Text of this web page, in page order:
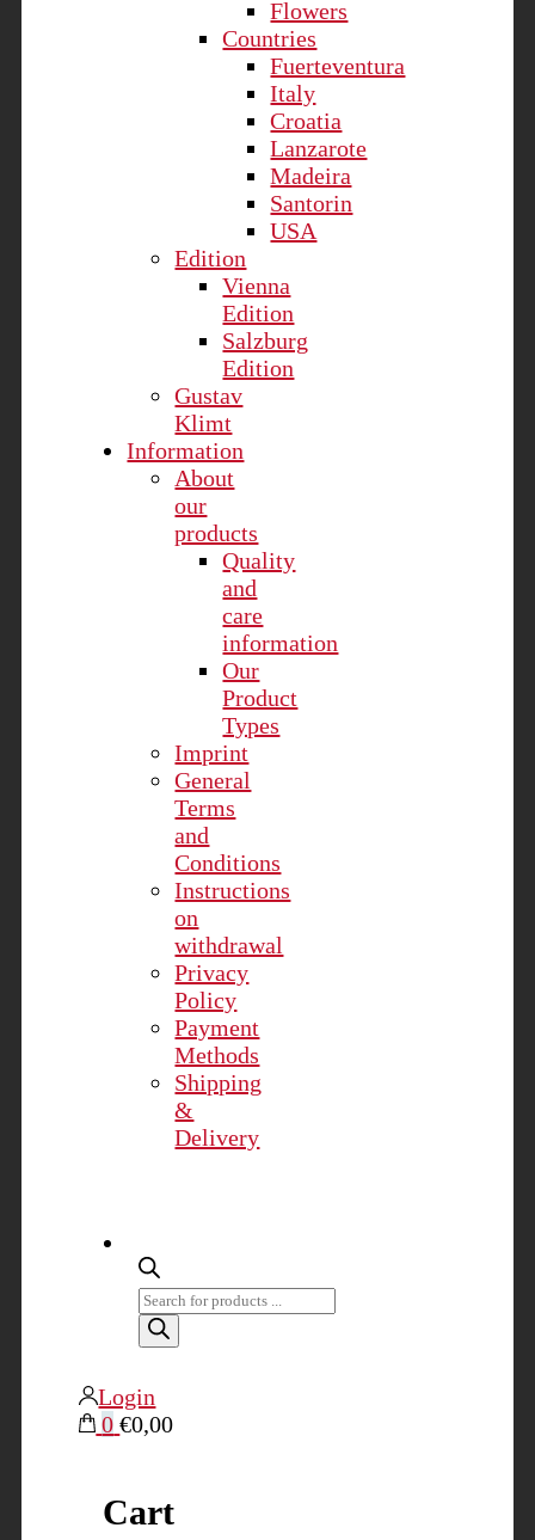
Flowers
Countries
Fuerteventura
Italy
Croatia
Lanzarote
Madeira
Santorin
USA
Edition
Vienna
Edition
Salzburg
Edition
Gustav
Klimt
Information
About
our
products
Quality
and
care
information
Our
Product
Types
Imprint
General
Terms
and
Conditions
Instructions
on
withdrawal
Privacy
Policy
Payment
Methods
Shipping
&
Delivery
Products
search
Login
0 €0,00
Cart